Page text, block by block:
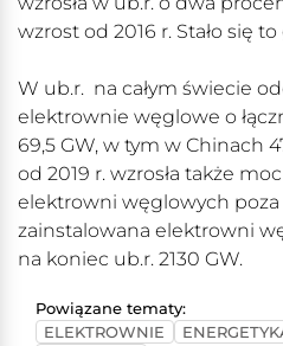
wzrost od 2016 r. Stało się
W ub.r. na całym świecie
elektrownie węglowe o
69,5 GW, w tym w Chinach
od 2019 r. wzrosła także
elektrowni węglowych
zainstalowana elektrowni
na koniec ub.r. 2130 GW.
Powiązane tematy:
ELEKTROWNIE